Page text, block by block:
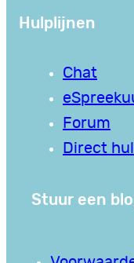
Hulplijnen
Chat
Forum
Direct
Stuur een